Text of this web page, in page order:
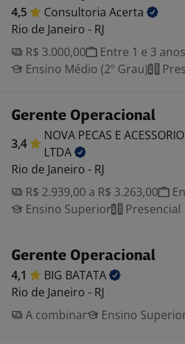
4,5 Consultoria Acerta
Rio de Janeiro - RJ
R$ 3.000,00
Entre 1 e 3 anos
Ensino Médio (2º Grau)
Gerente Operacional
3,4
NOVA PECAS E
LTDA
Rio de Janeiro - RJ
R$ 2.939,00 a R$ 3.263,00
Ensino Superior
Presencial
Gerente Operacional
4,1 BIG BATATA
Rio de Janeiro - RJ
A combinar
Ensino